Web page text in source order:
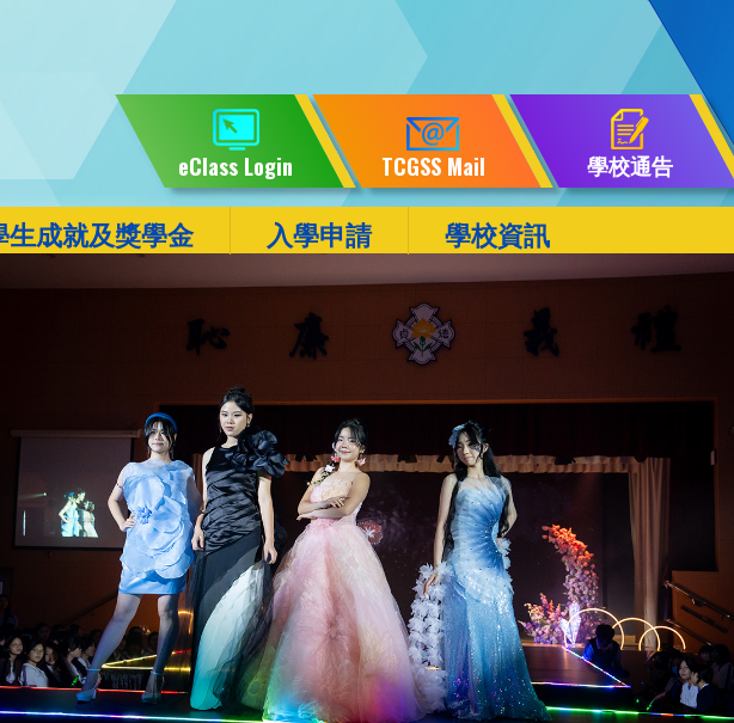
生成就及獎學金 入學申請 學校資訊
eClass Login TCGSS Mail 學校通告